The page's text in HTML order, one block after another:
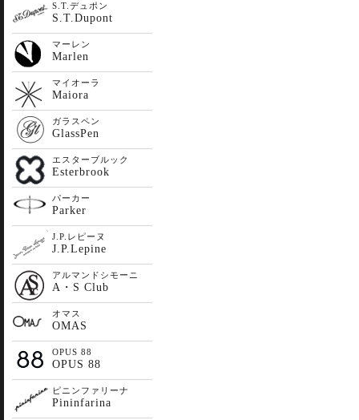
S.T.デュポン
S.T.Dupont
マーレン
Marlen
マイオーラ
Maiora
ガラスペン
GlassPen
エスターブルック
Esterbrook
パーカー
Parker
J.P.レピーヌ
J.P.Lepine
アルマンドシモーニ
A・S Club
オマス
OMAS
OPUS 88
OPUS 88
ピニンファリーナ
Pininfarina